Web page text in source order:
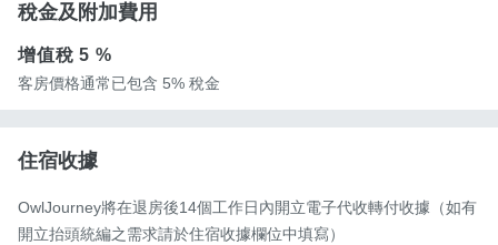
稅金及附加費用
增值稅5 %
客房價格通常已包含 5% 稅金
住宿收據
OwlJourney將在退房後14個工作日內開立電子代收轉付收據（如有
開立抬頭統編之需求請於住宿收據欄位中填寫）